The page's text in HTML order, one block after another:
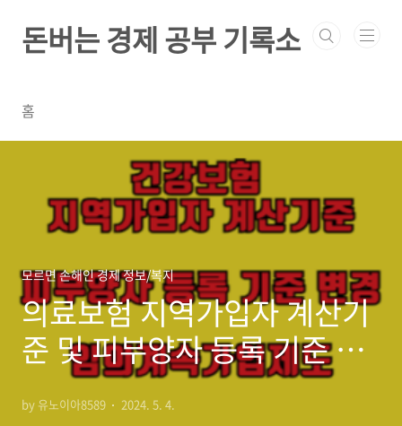
돈버는 경제 공부 기록소
홈
모르면 손해인 경제 정보/복지
의료보험 지역가입자 계산기
준 및 피부양자 등록 기준 변
경, 임의계속가입제도
by 유노이아8589 2024. 5. 4.